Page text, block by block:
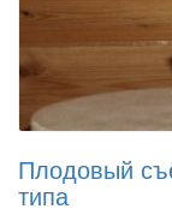
Плодовый
типа